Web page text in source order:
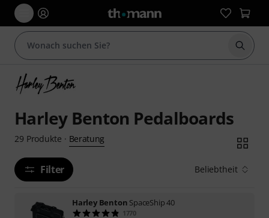
Suche
Harley Benton Pedalboards
29 Produkte · Beratung
Filter Beliebtheit
Harley Benton SpaceShip 40
1770